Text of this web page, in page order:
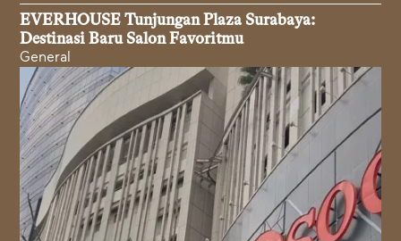
EVERHOUSE Tunjungan Plaza Surabaya:
Destinasi Baru Salon Favoritmu
General